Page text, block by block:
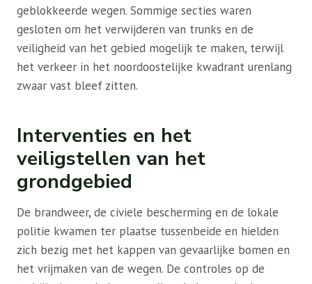
geblokkeerde wegen. Sommige secties waren
gesloten om het verwijderen van trunks en de
veiligheid van het gebied mogelijk te maken, terwijl
het verkeer in het noordoostelijke kwadrant urenlang
zwaar vast bleef zitten.
Interventies en het
veiligstellen van het
grondgebied
De brandweer, de civiele bescherming en de lokale
politie kwamen ter plaatse tussenbeide en hielden
zich bezig met het kappen van gevaarlijke bomen en
het vrijmaken van de wegen. De controles op de